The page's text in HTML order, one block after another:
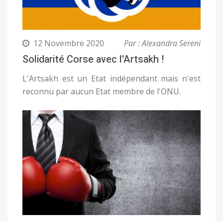
12 Novembre 2020 Par : Alexandra Sereni
Solidarité Corse avec l'Artsakh !
L'Artsakh est un Etat indépendant mais n'est
reconnu par aucun Etat membre de l'ONU.